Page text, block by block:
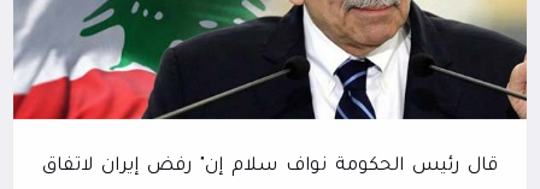
قال رئيس الحكومة نواف سلام إن" رفض إيران لاتفاق